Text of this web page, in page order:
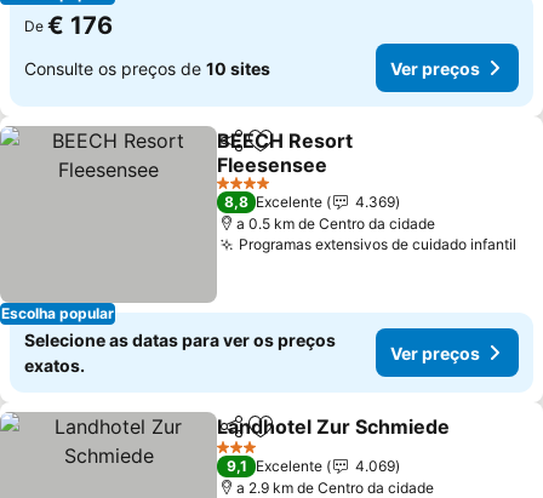
De € 176
Consulte os preços de 10 sites Ver preços
Escolha popular
PartilharAdicionar aos favoritos
BEECH Resort
Fleesensee
Ver preços
4 Estrelas
8,8 Excelente
4.369
a 0.5 km de Centro da cidade
Programas extensivos de cuidado infantil
Selecione as datas para ver os preços
exatos.
Ver preços
PartilharAdicionar aos favoritos
Landhotel Zur Schmiede
3 Estrelas
9,1 Excelente
4.069
a 2.9 km de Centro da cidade